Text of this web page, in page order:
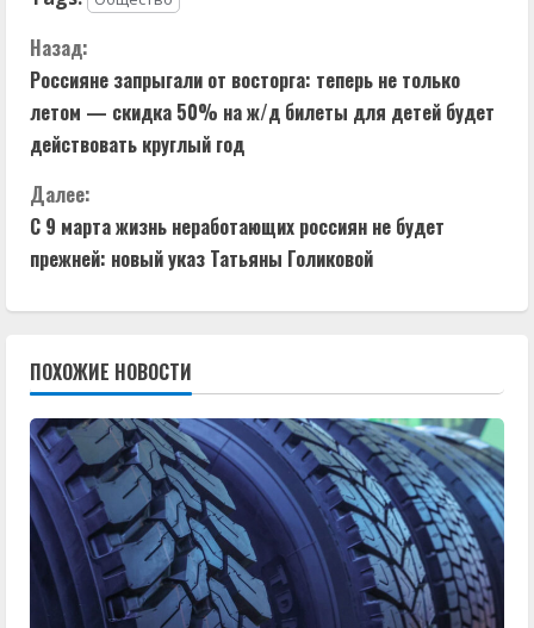
П
р
о
д
о
л
ж
и
т
ь
ч
Назад:
Россияне запрыгали от восторга: теперь не только
летом — скидка 50% на ж/д билеты для детей будет
действовать круглый год
Далее:
С 9 марта жизнь неработающих россиян не будет
прежней: новый указ Татьяны Голиковой
ПОХОЖИЕ НОВОСТИ